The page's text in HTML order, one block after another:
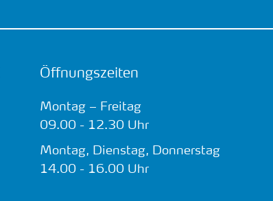
Öffnungszeiten
Montag – Freitag
09.00 - 12.30 Uhr
Montag, Dienstag, Donnerstag
14.00 - 16.00 Uhr